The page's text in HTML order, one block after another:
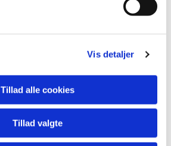
Vis detaljer
Tillad alle cookies
Tillad valgte